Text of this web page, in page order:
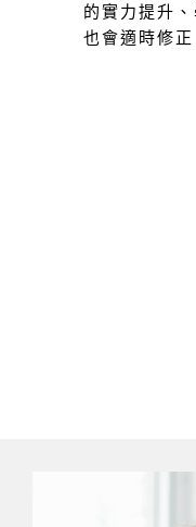
的實力提升
也會適時修